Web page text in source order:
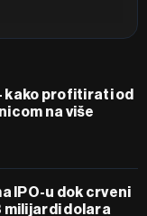
kako profitirati od
na više
IPO-u dok crveni
milijardi dolara